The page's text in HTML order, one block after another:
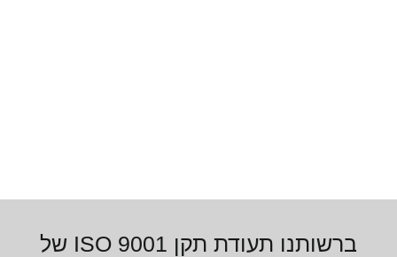
ברשותנו תעודת תקן ISO 9001 של